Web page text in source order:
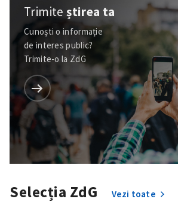
Trimiteștirea ta
Cunoști o informație
de interes public?
Trimite-o la ZdG
Selecția ZdG Vezi toate